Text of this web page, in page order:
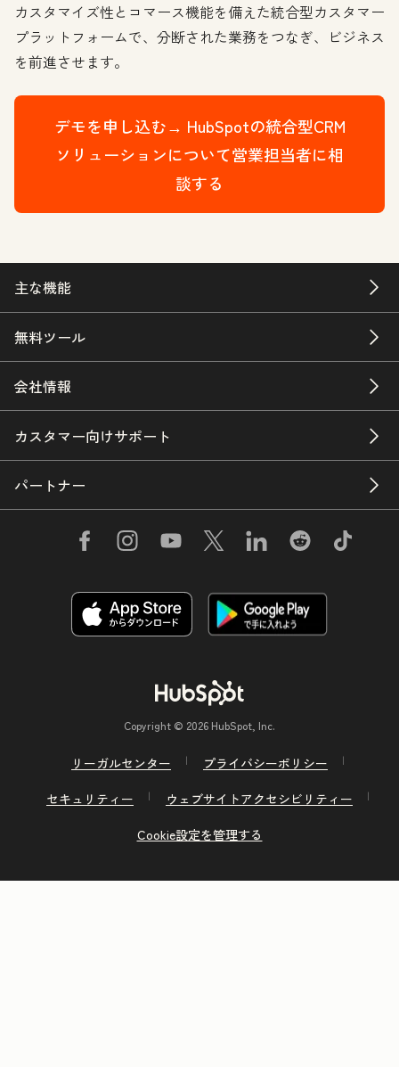
カスタマイズ性とコマース機能を備えた統合型カスタマー
プラットフォームで、分断された業務をつなぎ、ビジネス
を前進させます。
デモを申し込む→ HubSpotの統合型CRM
ソリューションについて営業担当者に相
談する
主な機能
無料ツール
会社情報
カスタマー向けサポート
パートナー
Copyright © 2026 HubSpot, Inc.
リーガルセンター
プライバシーポリシー
セキュリティー
ウェブサイトアクセシビリティー
Cookie設定を管理する